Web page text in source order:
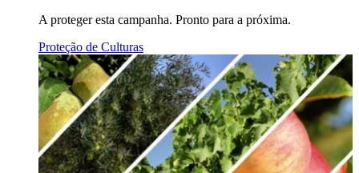
A proteger esta campanha. Pronto para a próxima.
Proteção de Culturas